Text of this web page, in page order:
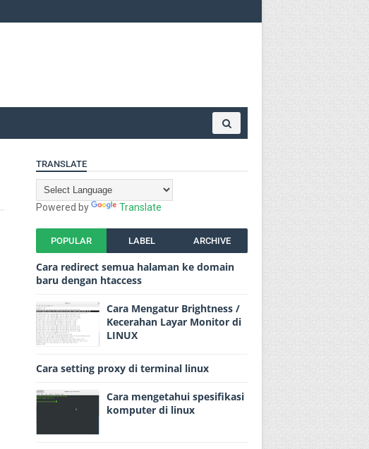
TRANSLATE
Powered by Translate
POPULAR LABEL ARCHIVE
Cara redirect semua halaman ke domain
baru dengan htaccess
Cara Mengatur Brightness /
Kecerahan Layar Monitor di
LINUX
Cara setting proxy di terminal linux
Cara mengetahui spesifikasi
komputer di linux